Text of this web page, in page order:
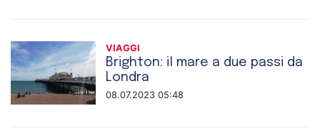
VIAGGI
Brighton: il mare a due passi da
Londra
08.07.2023 05:48